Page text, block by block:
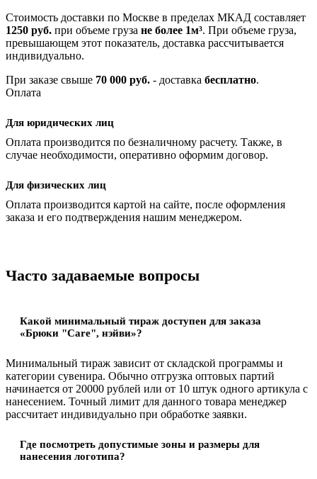
Стоимость доставки по Москве в пределах МКАД составляет
1250 руб. при объеме груза не более 1м³. При объеме груза,
превышающем этот показатель, доставка рассчитывается
индивидуально.
При заказе свыше 70 000 руб. - доставка бесплатно.
Оплата
Для юридических лиц
Оплата производится по безналичному расчету. Также, в
случае необходимости, оперативно оформим договор.
Для физических лиц
Оплата производится картой на сайте, после оформления
заказа и его подтверждения нашим менеджером.
Часто задаваемые вопросы
Какой минимальный тираж доступен для заказа
«Брюки "Care", нэйви»?
Минимальный тираж зависит от складской программы и
категории сувенира. Обычно отгрузка оптовых партий
начинается от 20000 рублей или от 10 штук одного артикула с
нанесением. Точный лимит для данного товара менеджер
рассчитает индивидуально при обработке заявки.
Где посмотреть допустимые зоны и размеры для
нанесения логотипа?